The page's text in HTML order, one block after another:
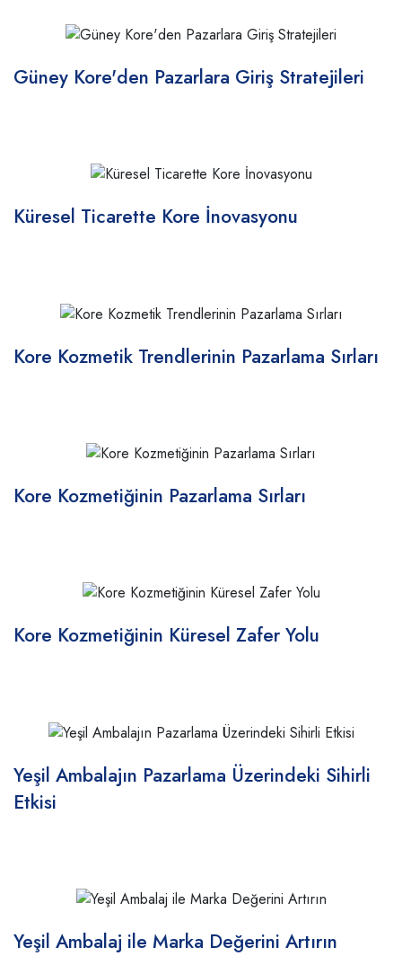
Güney Kore'den Pazarlara Giriş Stratejileri
Küresel Ticarette Kore İnovasyonu
Kore Kozmetik Trendlerinin Pazarlama Sırları
Kore Kozmetiğinin Pazarlama Sırları
Kore Kozmetiğinin Küresel Zafer Yolu
Yeşil Ambalajın Pazarlama Üzerindeki Sihirli
Etkisi
Yeşil Ambalaj ile Marka Değerini Artırın